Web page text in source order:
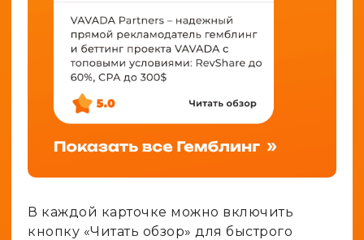
В каждой карточке можно включить
кнопку «Читать обзор» для быстрого